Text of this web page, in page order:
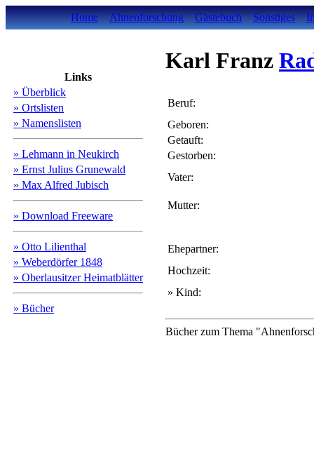
Home Ahnenforschung Gästebuch Sonstiges
Links
» Überblick
» Ortslisten
» Namenslisten
» Lehmann in Neukirch
» Ernst Julius Grunewald
» Max Alfred Jubisch
» Download Freeware
» Otto Lilienthal
» Weberdörfer 1848
» Oberlausitzer Heimatblätter
» Bücher
Karl Franz
Beruf:
Geboren:
Getauft:
Gestorben:
Vater:
Mutter:
Ehepartner:
Hochzeit:
» Kind:
Bücher zum Thema